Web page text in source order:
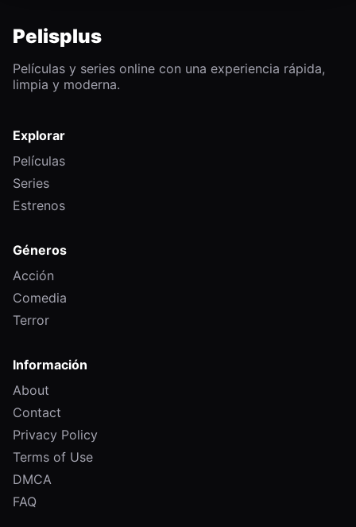
Pelisplus
Películas y series online con una experiencia rápida,
limpia y moderna.
Explorar
Películas
Series
Estrenos
Géneros
Acción
Comedia
Terror
Información
About
Contact
Privacy Policy
Terms of Use
DMCA
FAQ